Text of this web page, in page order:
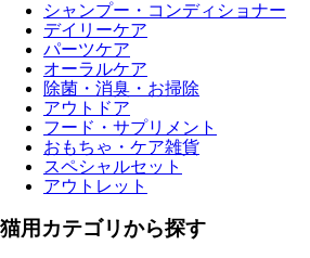
シャンプー・コンディショナー
デイリーケア
パーツケア
オーラルケア
除菌・消臭・お掃除
アウトドア
フード・サプリメント
おもちゃ・ケア雑貨
スペシャルセット
アウトレット
猫用カテゴリから探す